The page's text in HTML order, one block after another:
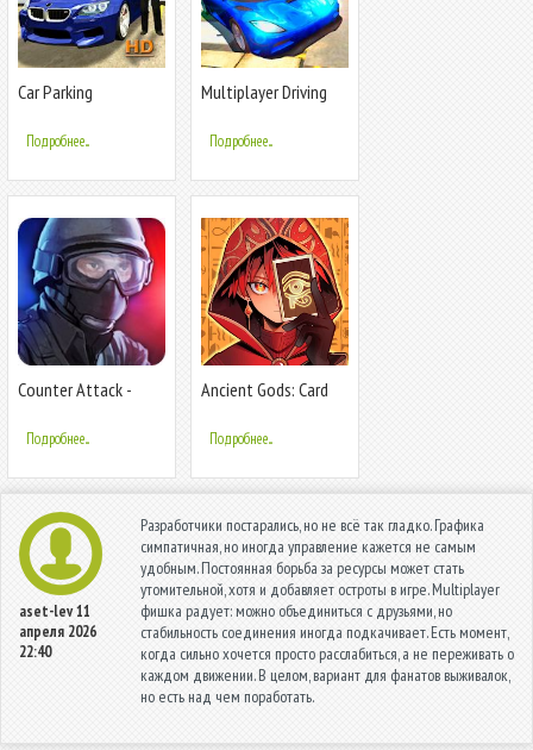
Car Parking
Подробнее...
Multiplayer Driving
Подробнее...
Counter Attack -
Подробнее...
Ancient Gods: Card
Подробнее...
aset-lev11
апреля 2026
22:40
Разработчики постарались, но не всё так гладко. Графика
симпатичная, но иногда управление кажется не самым
удобным. Постоянная борьба за ресурсы может стать
утомительной, хотя и добавляет остроты в игре. Multiplayer
фишка радует: можно объединиться с друзьями, но
стабильность соединения иногда подкачивает. Есть момент,
когда сильно хочется просто расслабиться, а не переживать о
каждом движении. В целом, вариант для фанатов выживалок,
но есть над чем поработать.